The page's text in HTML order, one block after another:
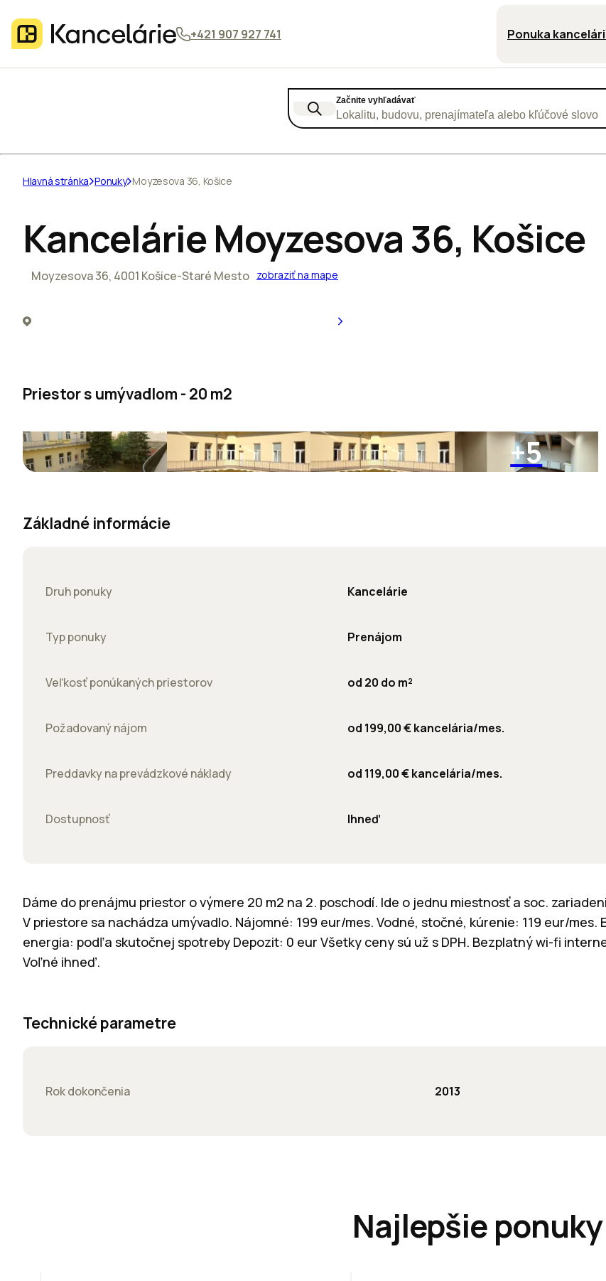
+421 907 927 741 Ponuka
Začnite vyhľadávať
Lokalitu, budovu, prenajímateľa alebo kľúčové slovo
Hlavná stránka Ponuky Moyzesova 36, Košice
Kancelárie Moyzesova 36, Košice
Moyzesova 36, 4001 Košice-Staré Mesto zobraziť na mape
Priestor s umývadlom - 20 m2
+5
Základné informácie
Druh ponuky Kancelárie
Typ ponuky Prenájom
Veľkosť ponúkaných priestorov od 20 do m²
Požadovaný nájom od 199,00 € kancelária/mes.
Preddavky na prevádzkové náklady od 119,00 € kancelária/mes.
Dostupnosť Ihneď
Dáme do prenájmu priestor o výmere 20 m2 na 2. poschodí. Ide o jednu miestnosť a soc.
V priestore sa nachádza umývadlo. Nájomné: 199 eur/mes. Vodné, stočné, kúrenie: 119 eur/mes.
energia: podľa skutočnej spotreby Depozit: 0 eur Všetky ceny sú už s DPH. Bezplatný wi-fi
Voľné ihneď.
Technické parametre
Rok dokončenia 2013
Najlepšie ponuky